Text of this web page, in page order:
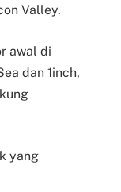
Valley.
awal di
dan 1inch,
yang